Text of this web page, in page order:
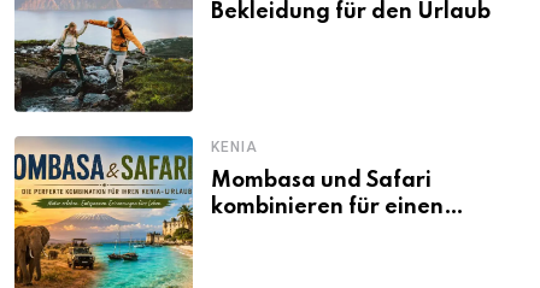
Bekleidung für den Urlaub
KENIA
Mombasa und Safari
kombinieren für einen